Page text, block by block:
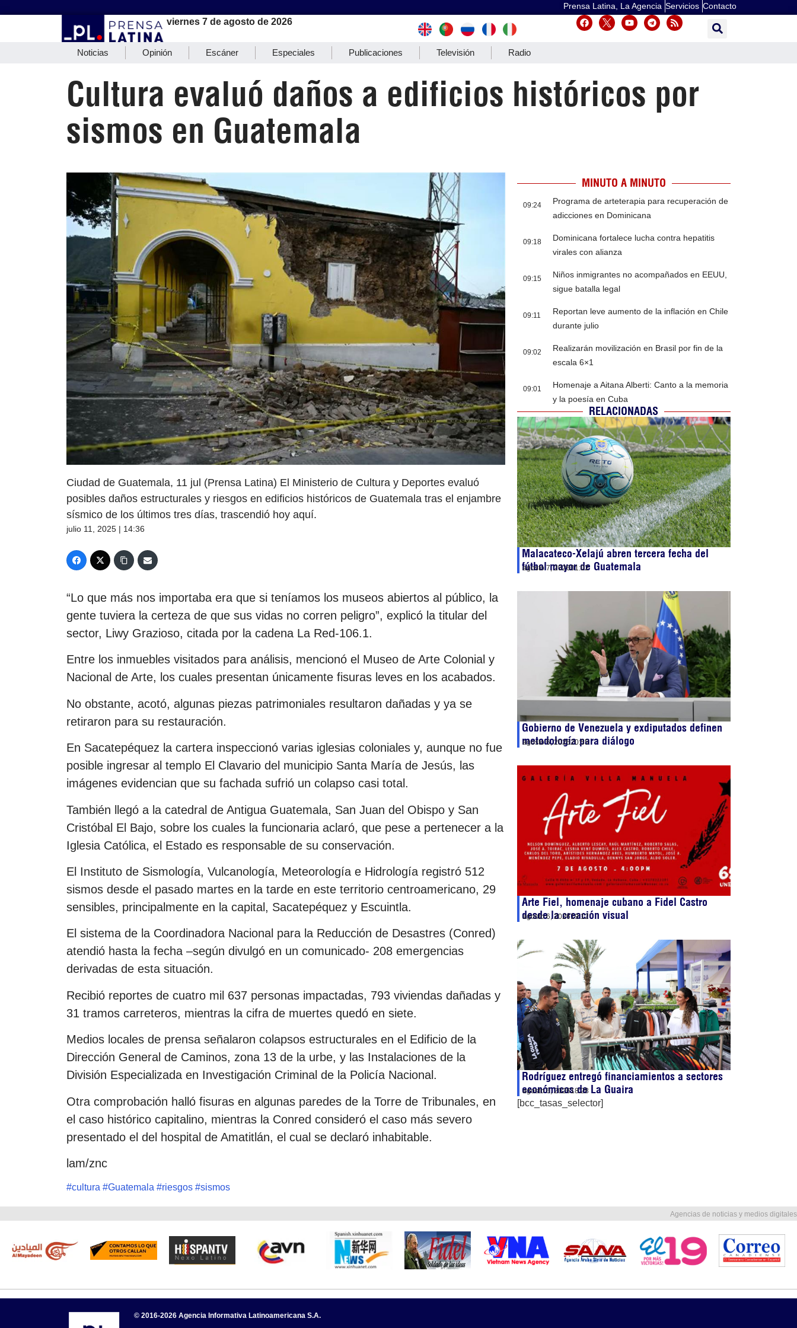
Prensa Latina, La Agencia Servicios Contacto
viernes 7 de agosto de 2026
Noticias Opinión Escáner Especiales Publicaciones Televisión Radio
Cultura evaluó daños a edificios históricos por
sismos en Guatemala
Ciudad de Guatemala, 11 jul (Prensa Latina) El Ministerio de Cultura y Deportes evaluó
posibles daños estructurales y riesgos en edificios históricos de Guatemala tras el enjambre
sísmico de los últimos tres días, trascendió hoy aquí.
julio 11, 2025 | 14:36
“Lo que más nos importaba era que si teníamos los museos abiertos al público, la
gente tuviera la certeza de que sus vidas no corren peligro”, explicó la titular del
sector, Liwy Grazioso, citada por la cadena La Red-106.1.
Entre los inmuebles visitados para análisis, mencionó el Museo de Arte Colonial y
Nacional de Arte, los cuales presentan únicamente fisuras leves en los acabados.
No obstante, acotó, algunas piezas patrimoniales resultaron dañadas y ya se
retiraron para su restauración.
En Sacatepéquez la cartera inspeccionó varias iglesias coloniales y, aunque no fue
posible ingresar al templo El Clavario del municipio Santa María de Jesús, las
imágenes evidencian que su fachada sufrió un colapso casi total.
También llegó a la catedral de Antigua Guatemala, San Juan del Obispo y San
Cristóbal El Bajo, sobre los cuales la funcionaria aclaró, que pese a pertenecer a la
Iglesia Católica, el Estado es responsable de su conservación.
El Instituto de Sismología, Vulcanología, Meteorología e Hidrología registró 512
sismos desde el pasado martes en la tarde en este territorio centroamericano, 29
sensibles, principalmente en la capital, Sacatepéquez y Escuintla.
El sistema de la Coordinadora Nacional para la Reducción de Desastres (Conred)
atendió hasta la fecha –según divulgó en un comunicado- 208 emergencias
derivadas de esta situación.
Recibió reportes de cuatro mil 637 personas impactadas, 793 viviendas dañadas y
31 tramos carreteros, mientras la cifra de muertes quedó en siete.
Medios locales de prensa señalaron colapsos estructurales en el Edificio de la
Dirección General de Caminos, zona 13 de la urbe, y las Instalaciones de la
División Especializada en Investigación Criminal de la Policía Nacional.
Otra comprobación halló fisuras en algunas paredes de la Torre de Tribunales, en
el caso histórico capitalino, mientras la Conred consideró el caso más severo
presentado el del hospital de Amatitlán, el cual se declaró inhabitable.
lam/znc
#cultura #Guatemala #riesgos #sismos
MINUTO A MINUTO
09:24
Programa de arteterapia para recuperación de
adicciones en Dominicana
09:18
Dominicana fortalece lucha contra hepatitis
virales con alianza
09:15
Niños inmigrantes no acompañados en EEUU,
sigue batalla legal
09:11
Reportan leve aumento de la inflación en Chile
durante julio
09:02
Realizarán movilización en Brasil por fin de la
escala 6×1
09:01
Homenaje a Aitana Alberti: Canto a la memoria
y la poesía en Cuba
RELACIONADAS
Malacateco-Xelajú abren tercera fecha del
fútbol mayor de Guatemala
agosto 7, 202601:02
Gobierno de Venezuela y exdiputados definen
metodología para diálogo
agosto 6, 202620:55
Arte Fiel, homenaje cubano a Fidel Castro
desde la creación visual
agosto 6, 202619:12
Rodríguez entregó financiamientos a sectores
económicos de La Guaira
agosto 6, 202618:28
[bcc_tasas_selector]
Agencias de noticias y medios digitales
© 2016-2026 Agencia Informativa Latinoamericana S.A.